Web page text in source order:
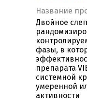
Название
Двойное
фазы, в
препарата
системной
умеренной
активности